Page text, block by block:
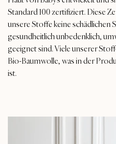
Standard 100 zertifiziert. Diese
unsere Stoffe keine schädlichen
gesundheitlich unbedenklich,
geeignet sind. Viele unserer
Bio-Baumwolle, was in der
ist.